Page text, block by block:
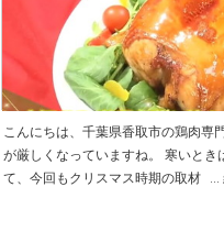
こんにちは、千葉県香取市の鶏肉専
が厳しくなっていますね。 寒いと
て、今回もクリスマス時期の取材
...